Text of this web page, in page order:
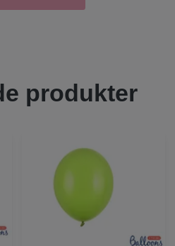
produkter